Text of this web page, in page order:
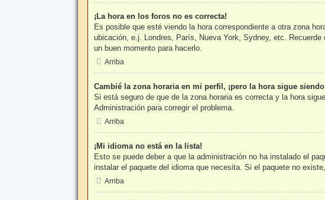
¡La hora en los foros no es correcta!
Es posible que esté viendo la hora correspondiente a otra zona
ubicación, e.j. Londres, París, Nueva York, Sydney, etc.
un buen momento para hacerlo.
Arriba
Cambié la zona horaria en mi perfil, ¡pero la hora sigue
Si está seguro de que de la zona horaria es correcta y la hora
Administración para corregir el problema.
Arriba
¡Mi idioma no está en la lista!
Esto se puede deber a que la administración no ha instalado el
instalar el paquete del idioma que necesita. Si el paquete no
Arriba